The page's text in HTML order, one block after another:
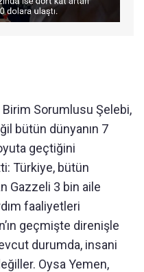
Birim Sorumlusu Şelebi,
bütün dünyanın 7
geçtiğini
Türkiye, bütün
Gazzeli 3 bin aile
faaliyetleri
geçmişte direnişle
durumda, insani
Oysa Yemen,